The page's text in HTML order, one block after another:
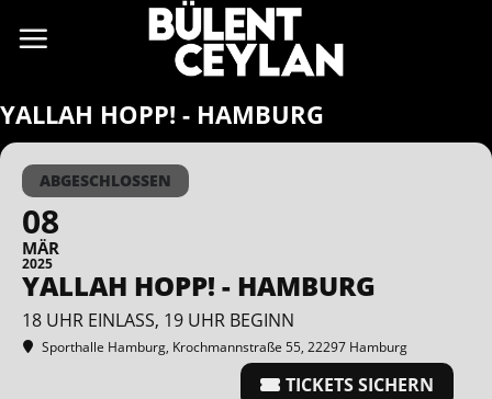
Inhalt
YALLAH HOPP! - HAMBURG
ABGESCHLOSSEN
08
MÄR
2025
YALLAH HOPP! - HAMBURG
18 UHR EINLASS, 19 UHR BEGINN
Sporthalle Hamburg, Krochmannstraße 55, 22297 Hamburg
TICKETS SICHERN